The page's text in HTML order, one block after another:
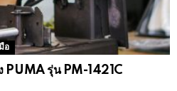
อ
PUMA รุ่น PM-1421C